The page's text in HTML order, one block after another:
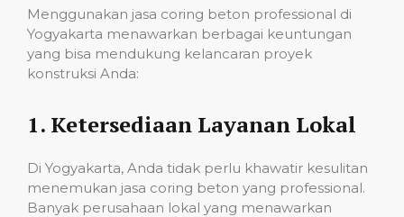
Menggunakan jasa coring beton professional di
Yogyakarta menawarkan berbagai keuntungan
yang bisa mendukung kelancaran proyek
konstruksi Anda:
1. Ketersediaan Layanan Lokal
Di Yogyakarta, Anda tidak perlu khawatir kesulitan
menemukan jasa coring beton yang professional.
Banyak perusahaan lokal yang menawarkan